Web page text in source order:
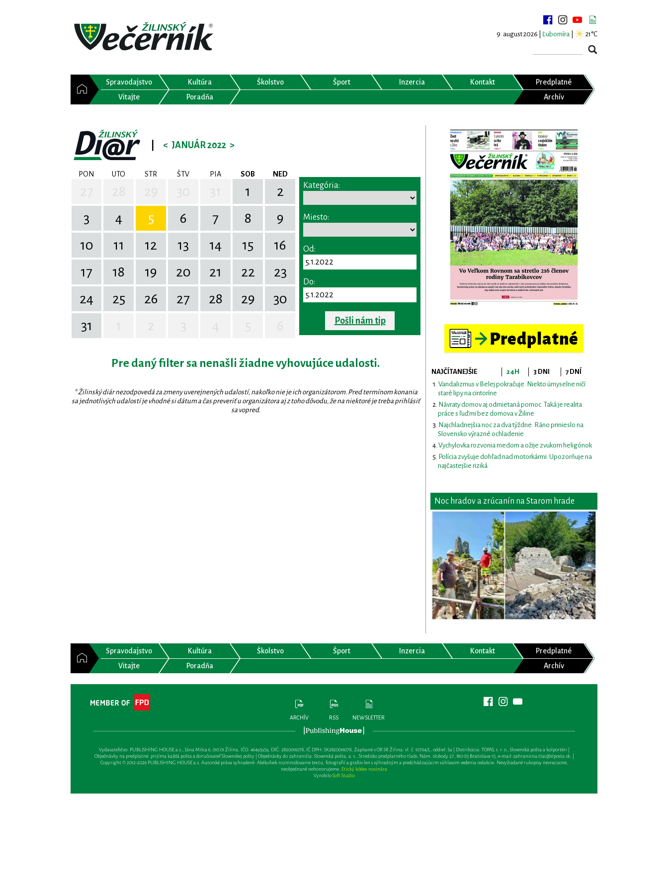
9. august 2026 | Ľubomíra 21°C
Spravodajstvo Kultúra Školstvo Šport Inzercia Kontakt
Predplatné
Vitajte
Poradňa Archív
< JANUÁR 2022 >
PON UTO STR ŠTV PIA SOB NED
1
2
3
4 5 6 7 8
9
10
11 12 13 14 15
16
17
18 19 20 21 22
23
24
25 26 27 28 29
30
31
Kategória:
Miesto:
Od:
Do:
Pošli nám tip
Pre daný filter sa nenašli žiadne vyhovujúce udalosti.
* Žilinský diár nezodpovedá za zmeny uverejnených udalostí, nakoľko nie je ich organizátorom. Pred termínom konania
sa jednotlivých udalostí je vhodné si dátum a čas preveriť u organizátora aj z toho dôvodu, že na niektoré je treba prihlásiť
sa vopred.
NAJČÍTANEJŠIE 24H 3 DNI
7 DNÍ
Vandalizmus v Belej pokračuje. Niekto úmyselne ničí
staré lipy na cintoríne
Návraty domov aj odmietaná pomoc. Taká je realita
práce s ľuďmi bez domova v Žiline
Najchladnejšia noc za dva týždne. Ráno prinieslo na
Slovensko výrazné ochladenie
Vychylovka rozvonia medom a ožije zvukom heligónok
Polícia zvyšuje dohľad nad motorkármi. Upozorňuje na
najčastejšie riziká
Noc hradov a zrúcanín na Starom hrade
Spravodajstvo Kultúra Školstvo Šport Inzercia Kontakt
Predplatné
Vitajte
Poradňa Archív
ARCHÍV RSS NEWSLETTER
Vydavateľsťvo: PUBLISHING HOUSE a.s., Jána Milca 6, 010 01 Žilina, IČO: 46495959, DIČ: 2820016078, IČ DPH: SK2820016078, Zapísané v OR SR Žilina: vl. č. 10764/L, oddiel: Sa | Distribúcia: TOPAS, s. r. o., Slovenská pošta a kolportéri |
Objednávky na predplatné: prijíma každá pošta a doručovateľ Slovenskej pošty | Objednávky do zahraničia: Slovenská pošta, a. s., Stredisko predplatného tlače, Nám. slobody 27, 810 05 Bratislava 15, e-mail:zahranicna.tlac@slposta.sk. |
Copyright © 2012-2026 PUBLISHING HOUSE a.s. Autorské práva vyhradené. Akékoľvek rozmnožovanie textu, fotografií a grafov len s výhradným a predchádzajúcim súhlasom vedenia redakcie. Nevyžiadané rukopisy nevraciame,
neobjednané nehonorujeme. Etický kódex novinára
VyrobiloSoft Studio